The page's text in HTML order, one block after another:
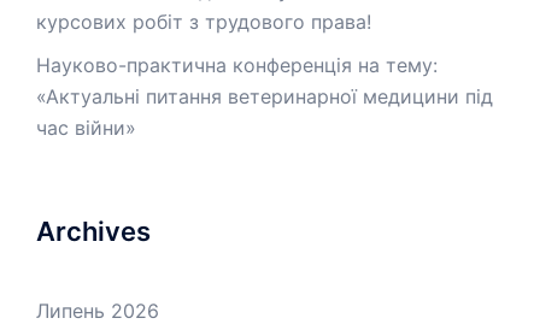
курсових робіт з трудового права!
Науково-практична конференція на тему:
«Актуальні питання ветеринарної медицини під
час війни»
Archives
Липень 2026